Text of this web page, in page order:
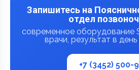
Запишитесь на
отдел
современное оборудование
врачи, результат в
+7 (3452) 500-